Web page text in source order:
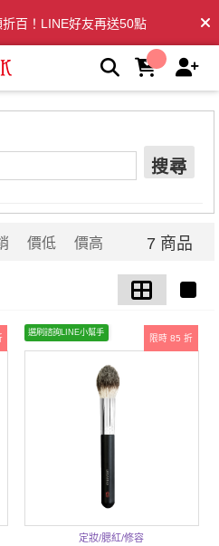
百！LINE好友再送50點
付款後3~5日內出貨
搜尋
價低 價高 7 商品
限時 85 折
選刷諮詢LINE小幫手
定妝/腮紅/修容